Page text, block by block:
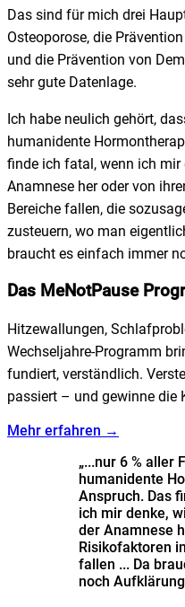
Das sind für mich drei
Osteoporose, die
und die Prävention von
sehr gute Datenlage.
Ich habe neulich gehört,
humanidente
finde ich fatal, wenn ich mir
Anamnese her oder von
Bereiche fallen, die
zusteuern, wo man
braucht es einfach immer
Das MeNotPause
Hitzewallungen,
Wechseljahre-Programm
fundiert, verständlich.
passiert – und gewinne die
Mehr erfahren →
„...nur 6 % aller
humanidente
Anspruch. Das
ich mir denke,
der Anamnese
Risikofaktoren
fallen ... Da
noch